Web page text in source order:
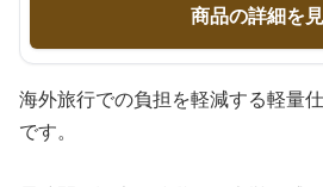
商品の詳細を
海外旅行での負担を軽減する軽量
です。